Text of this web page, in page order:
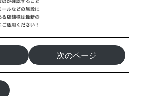
次のページ